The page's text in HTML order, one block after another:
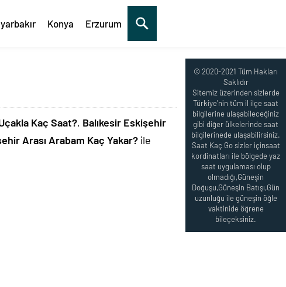
Konya Erzurum
Kaç Saat?, Balıkesir Eskişehir
Arası Arabam Kaç Yakar? ile
© 2020-2021 Tüm Hakları
Saklıdır
Sitemiz üzerinden sizlerde
Türkiye'nin tüm il ilçe saat
bilgilerine ulaşabileceğiniz
gibi diğer ülkelerinde saat
bilgilerinede ulaşabilirsiniz.
Saat Kaç Go sizler içinsaat
kordinatları ile bölgede yaz
saat uygulaması olup
olmadığı,Güneşin
Doğuşu,Güneşin Batışı,Gün
uzunluğu ile güneşin öğle
vaktinide öğrene
bileçeksiniz.